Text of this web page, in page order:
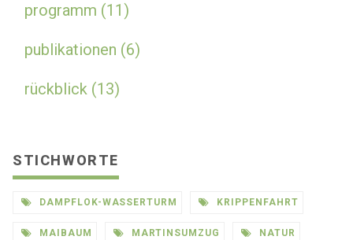
programm (11)
publikationen (6)
rückblick (13)
STICHWORTE
DAMPFLOK-WASSERTURM KRIPPENFAHRT
MAIBAUM MARTINSUMZUG NATUR